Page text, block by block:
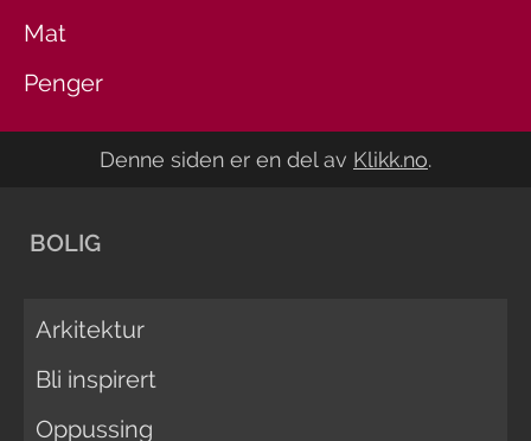
Mat
Penger
Denne siden er en del av Klikk.no.
BOLIG
Arkitektur
Bli inspirert
Oppussing